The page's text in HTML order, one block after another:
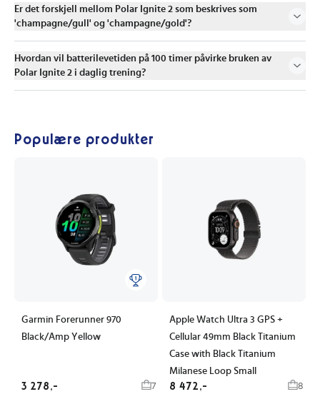
Er det forskjell mellom Polar Ignite 2 som beskrives som
'champagne/gull' og 'champagne/gold'?
Hvordan vil batterilevetiden på 100 timer påvirke bruken av
Polar Ignite 2 i daglig trening?
Populære produkter
Garmin Forerunner 970
Black/Amp Yellow
3 278,- 7
Apple Watch Ultra 3 GPS +
Cellular 49mm Black Titanium
Case with Black Titanium
Milanese Loop Small
8 472,- 8